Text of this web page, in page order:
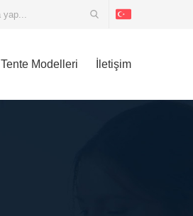
Tente Modelleri İletişim